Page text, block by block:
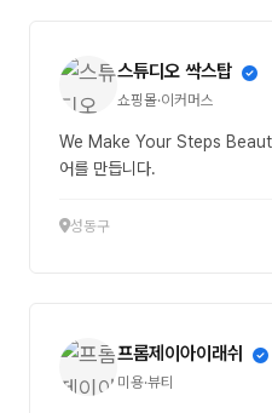
스튜디오 싹스탑
쇼핑몰·이커머스
We Make Your Steps
어를 만듭니다.
성동구
프롬제이아이래쉬
미용·뷰티